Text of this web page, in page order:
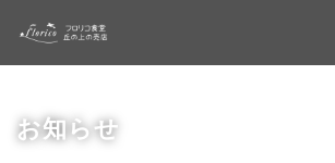
お知らせ